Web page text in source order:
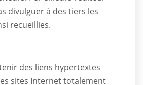
divulguer à des tiers les
recueillies.
des liens hypertextes
sites Internet totalement